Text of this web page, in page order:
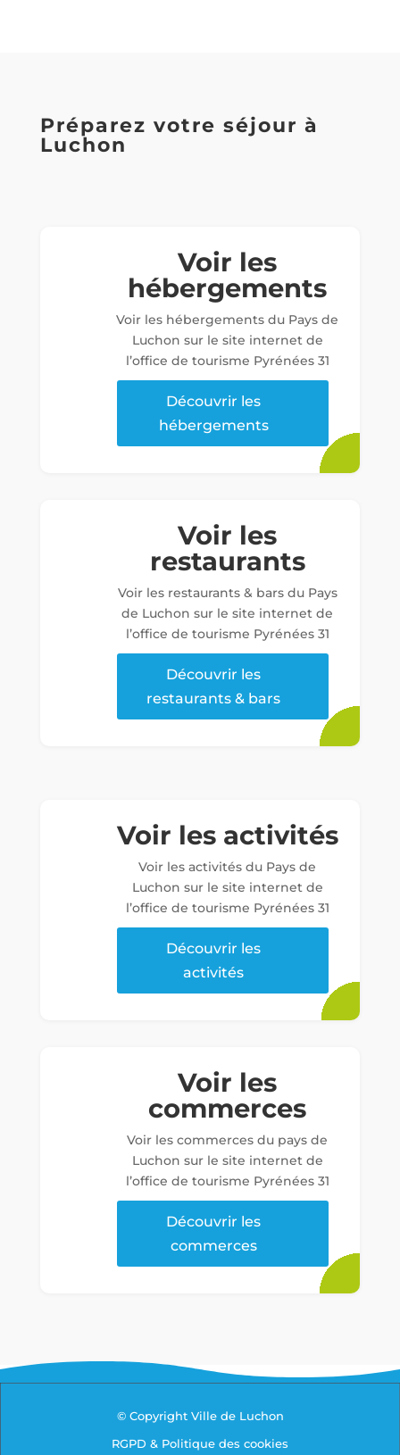
Préparez votre séjour à
Luchon
Voir les
hébergements
Voir les hébergements du Pays de
Luchon sur le site internet de
l’office de tourisme Pyrénées 31
Découvrir les
hébergements
Voir les
restaurants
Voir les restaurants & bars du Pays
de Luchon sur le site internet de
l’office de tourisme Pyrénées 31
Découvrir les
restaurants & bars
Voir les activités
Voir les activités du Pays de
Luchon sur le site internet de
l’office de tourisme Pyrénées 31
Découvrir les
activités
Voir les
commerces
Voir les commerces du pays de
Luchon sur le site internet de
l’office de tourisme Pyrénées 31
Découvrir les
commerces
© Copyright Ville de Luchon
RGPD & Politique des cookies